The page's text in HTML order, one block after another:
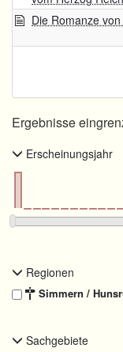
Die Romanze
Ergebnisse
Erscheinungsjahr
Regionen
Simmern /
Sachgebiete